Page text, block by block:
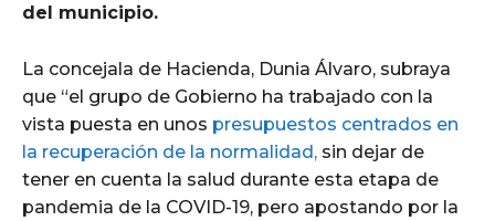
del municipio.
La concejala de Hacienda, Dunia Álvaro, subraya
que “el grupo de Gobierno ha trabajado con la
vista puesta en unos presupuestos centrados en
la recuperación de la normalidad, sin dejar de
tener en cuenta la salud durante esta etapa de
pandemia de la COVID-19, pero apostando por la